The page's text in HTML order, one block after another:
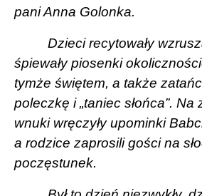
pani Anna Golonka.
Dzieci recytowały
śpiewały piosenki
tymże świętem, a także
poleczkę i „taniec słońca”.
wnuki wręczyły upominki
a rodzice zaprosili gości na
poczęstunek.